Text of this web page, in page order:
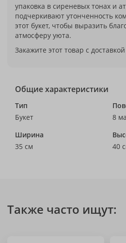
упаковка в сиреневых тонах и
подчеркивают утонченность
этот букет, чтобы выразить
атмосферу уюта.
Закажите этот товар с
Общие характеристики
Тип
Букет
8
Ширина
35 см
40
Также часто ищут: